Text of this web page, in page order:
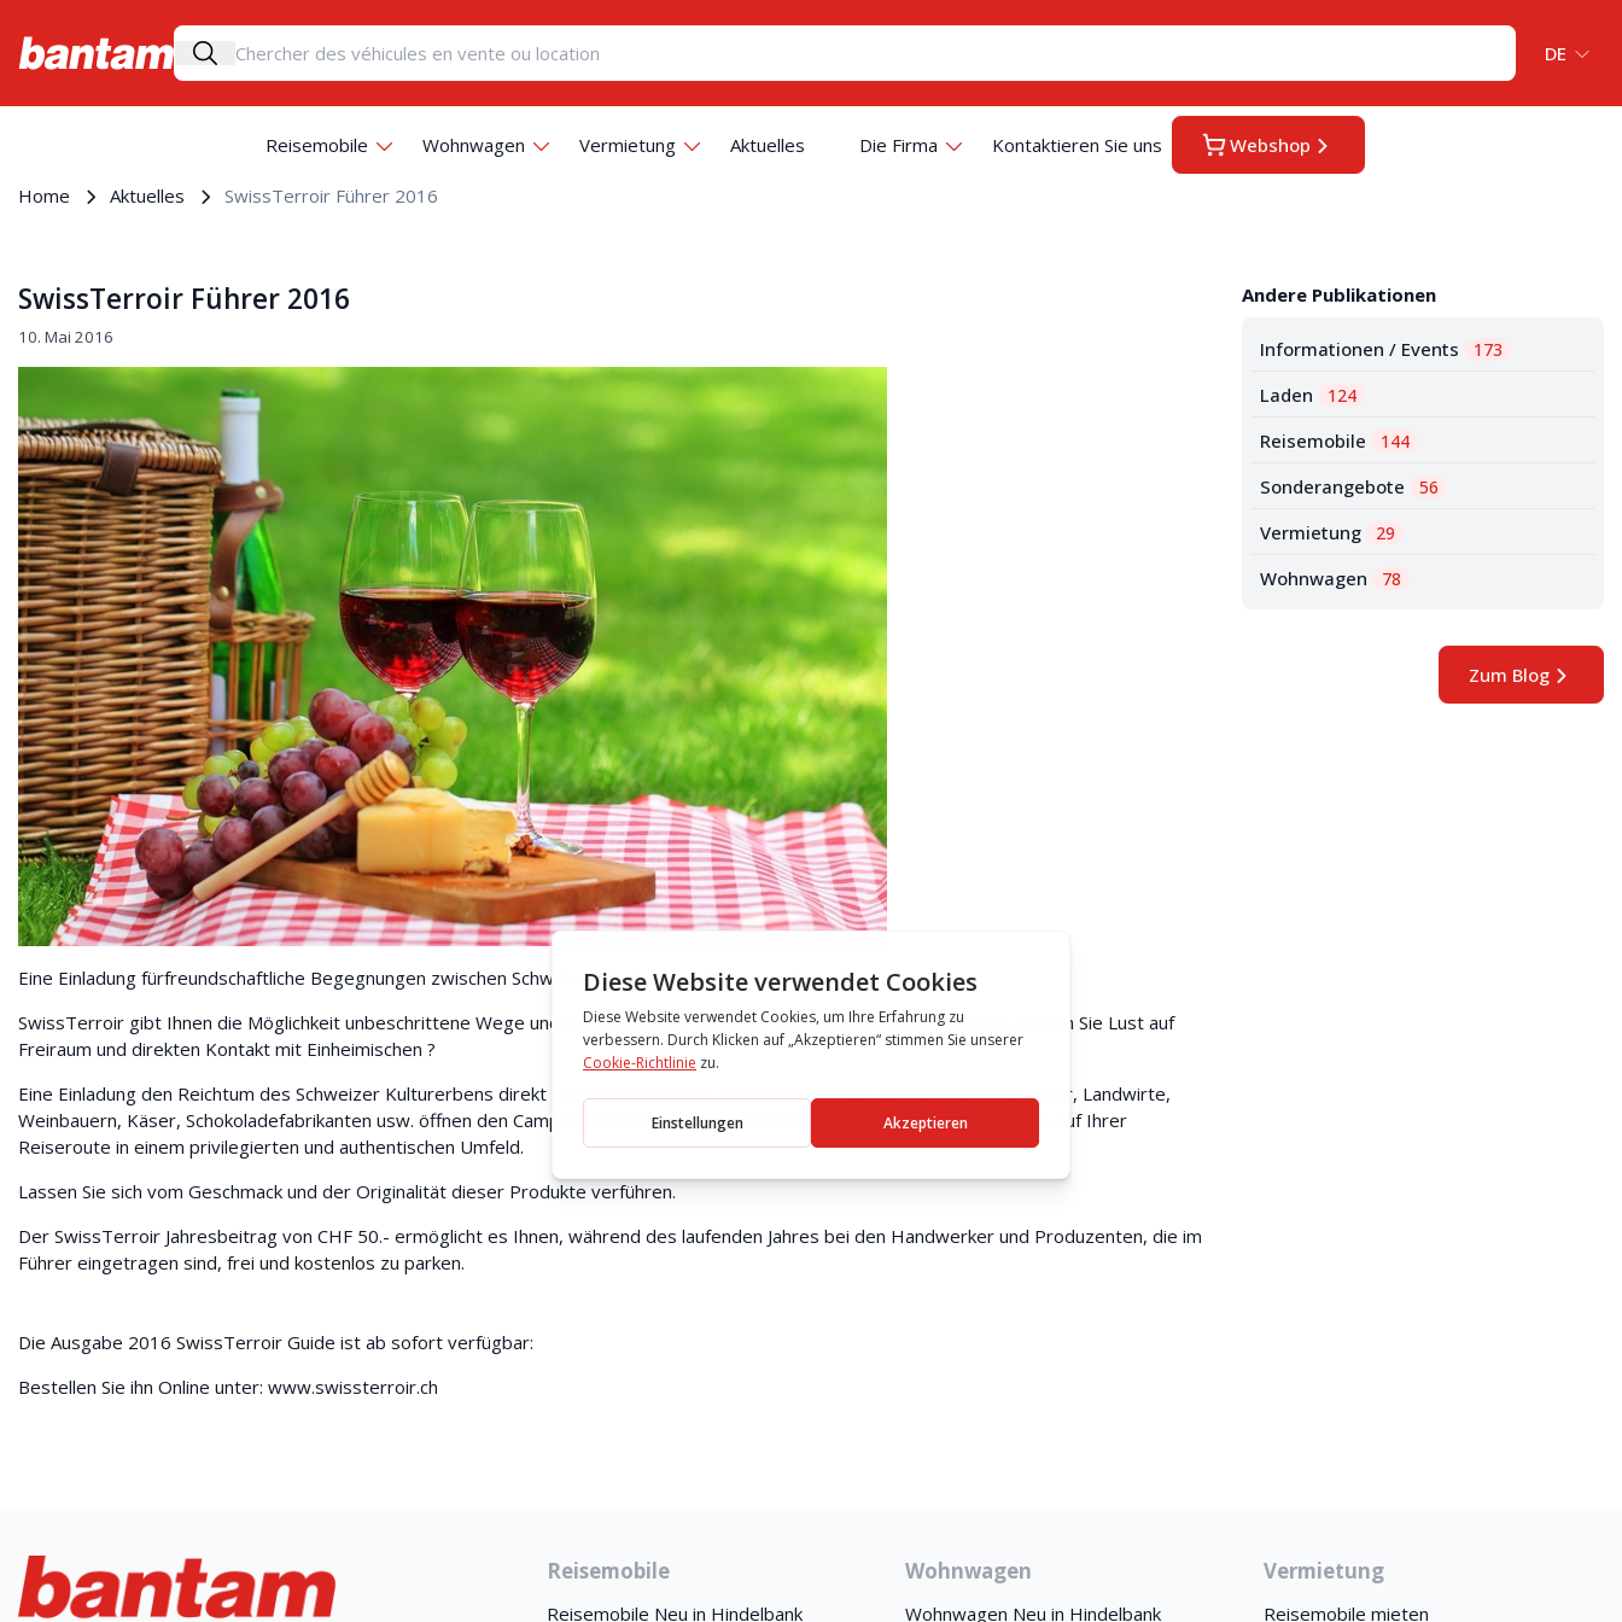
DE
Reisemobile Wohnwagen Vermietung Aktuelles Die Firma Kontaktieren Sie uns Webshop
Home Aktuelles SwissTerroir Führer 2016
SwissTerroir Führer 2016
10. Mai 2016
Eine Einladung fürfreundschaftliche Begegnungen zwischen Schweizer Regionen und Camper-Freunden
SwissTerroir gibt Ihnen die Möglichkeit unbeschrittene Wege und nicht überfüllte Standard-Abstellplätze zu endtdecken. Haben Sie Lust auf
Freiraum und direkten Kontakt mit Einheimischen ?
Eine Einladung den Reichtum des Schweizer Kulturerbens direkt bei den Einwohnern zu erkundschaften. Zahlreiche Handwerker, Landwirte,
Weinbauern, Käser, Schokoladefabrikanten usw. öffnen den Camper-Freunden die Tore ihrer Grundstücke und begrüssen Sie auf Ihrer
Reiseroute in einem privilegierten und authentischen Umfeld.
Lassen Sie sich vom Geschmack und der Originalität dieser Produkte verführen.
Der SwissTerroir Jahresbeitrag von CHF 50.- ermöglicht es Ihnen, während des laufenden Jahres bei den Handwerker und Produzenten, die im
Führer eingetragen sind, frei und kostenlos zu parken.
Die Ausgabe 2016 SwissTerroir Guide ist ab sofort verfügbar:
Bestellen Sie ihn Online unter: www.swissterroir.ch
Andere Publikationen
Informationen / Events 173
Laden 124
Reisemobile 144
Sonderangebote 56
Vermietung 29
Wohnwagen 78
Zum Blog
Reisemobile
Reisemobile Neu in Hindelbank
Wohnwagen
Wohnwagen Neu in Hindelbank
Vermietung
Reisemobile mieten